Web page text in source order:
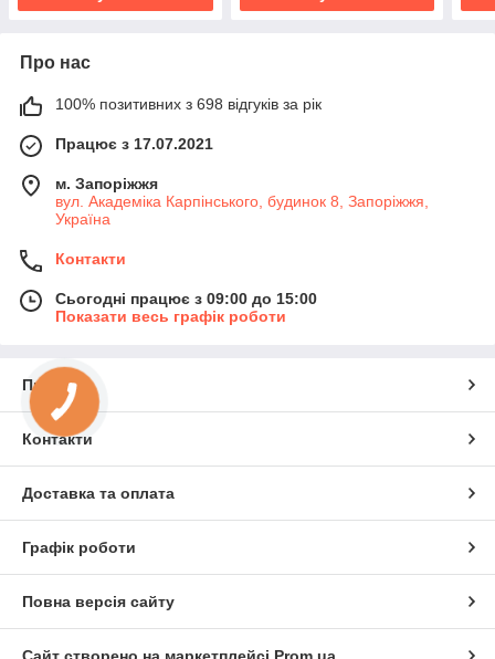
Про нас
100% позитивних з 698 відгуків за рік
Працює з 17.07.2021
м. Запоріжжя
вул. Академіка Карпінського, будинок 8, Запоріжжя,
Україна
Контакти
Сьогодні працює з 09:00 до 15:00
Показати весь графік роботи
Про нас
Контакти
Доставка та оплата
Графік роботи
Повна версія сайту
Сайт створено на маркетплейсі Prom.ua